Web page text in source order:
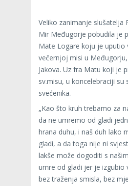
Veliko zanimanje slušatelja
Mir Međugorje pobudila je
Mate Logare koju je uputio
večernjoj misi u Međugorju,
Jakova. Uz fra Matu koji je
sv.misu, u koncelebraciji su
svećenika.
„Kao što kruh trebamo za
da ne umremo od gladi
hrana duhu, i naš duh lako
gladi, a da toga nije ni
lakše može dogoditi s
umre od gladi jer je izgubio
bez traženja smisla, bez